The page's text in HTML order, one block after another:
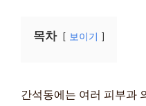
목차 보이기
간석동에는 여러 피부과